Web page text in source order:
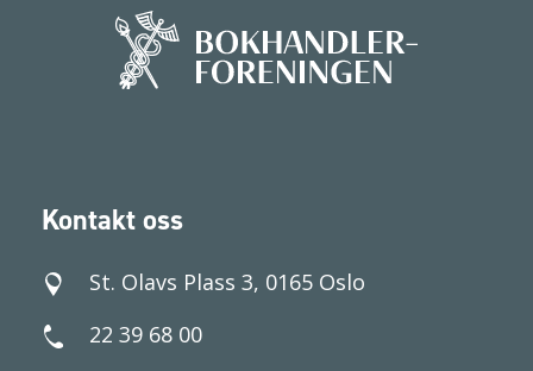
Kontakt oss
St. Olavs Plass 3, 0165 Oslo
22 39 68 00